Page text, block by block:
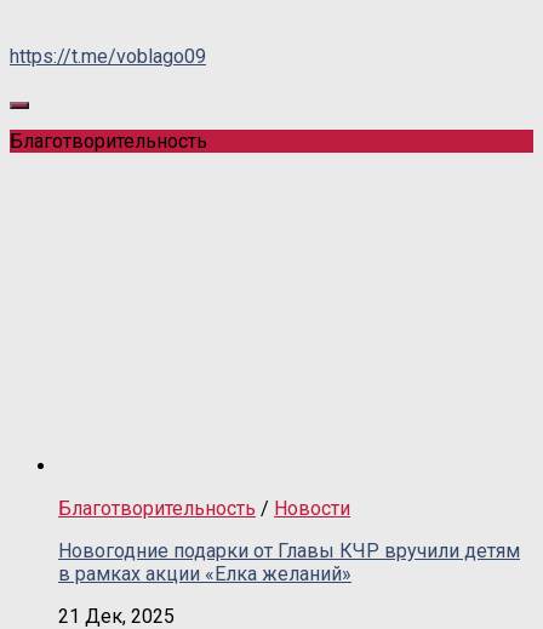
https://t.me/voblago09
Благотворительность
Благотворительность / Новости
Новогодние подарки от Главы КЧР вручили детям
в рамках акции «Елка желаний»
21 Дек, 2025